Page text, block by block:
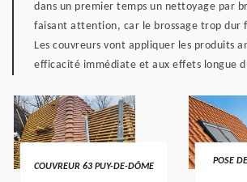
dans un premier temps un nettoyage par
faisant attention, car le brossage trop dur
Les couvreurs vont appliquer les produits
efficacité immédiate et aux effets longue
COUVREUR 63 PUY-DE-DÔME
POSE